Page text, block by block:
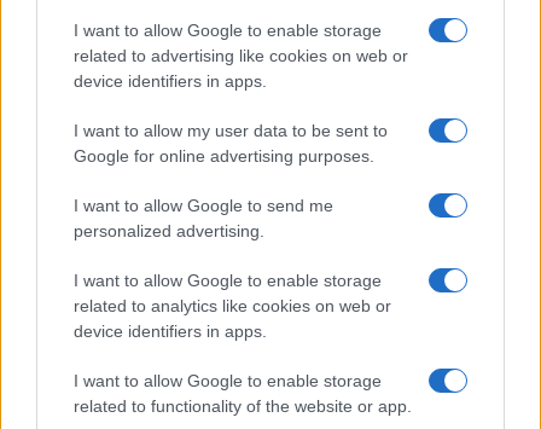
I want to allow Google to enable storage
related to advertising like cookies on web or
device identifiers in apps.
I want to allow my user data to be sent to
Google for online advertising purposes.
I want to allow Google to send me
personalized advertising.
I want to allow Google to enable storage
related to analytics like cookies on web or
device identifiers in apps.
I want to allow Google to enable storage
related to functionality of the website or app.